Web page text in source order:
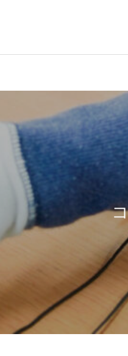
【重要】個人情報の取り扱
いについて
幼児部